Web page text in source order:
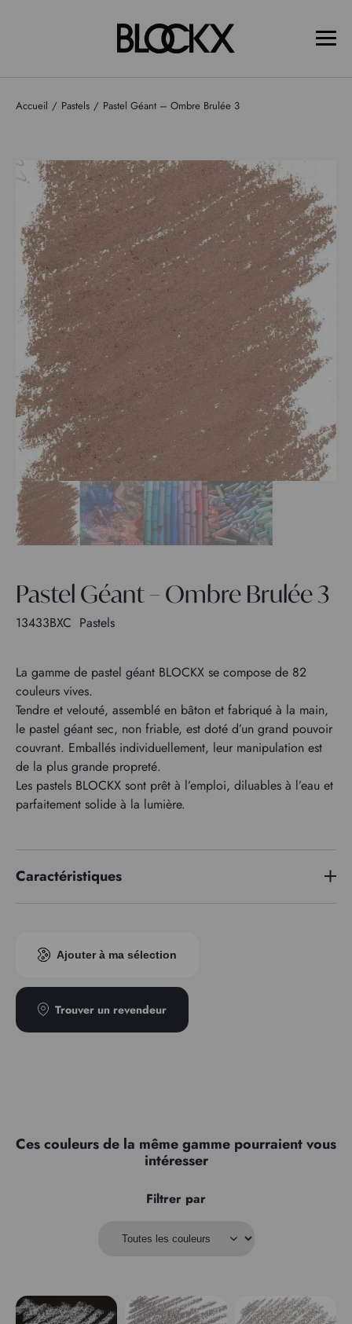
Accueil Pastels Pastel Géant – Ombre Brulée 3
Pastel Géant – Ombre Brulée 3
13433BXC Pastels
La gamme de pastel géant BLOCKX se compose de 82
couleurs vives.
Tendre et velouté, assemblé en bâton et fabriqué à la main,
le pastel géant sec, non friable, est doté d’un grand pouvoir
couvrant. Emballés individuellement, leur manipulation est
de la plus grande propreté.
Les pastels BLOCKX sont prêt à l’emploi, diluables à l’eau et
parfaitement solide à la lumière.
Caractéristiques
Ajouter à ma sélection
Trouver un revendeur
Ces couleurs de la même gamme pourraient vous
intéresser
Filtrer par